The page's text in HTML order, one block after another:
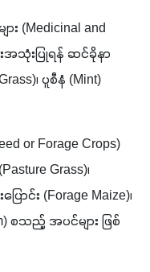
(Medicinal and
းအသုံးပြုရန် ဆင်ခိုနာ
၊ ပူစီနံ (Mint)
or Forage Crops)
Grass)၊
ြောင်း (Forage Maize)၊
စသည့် အပင်များ ဖြစ်